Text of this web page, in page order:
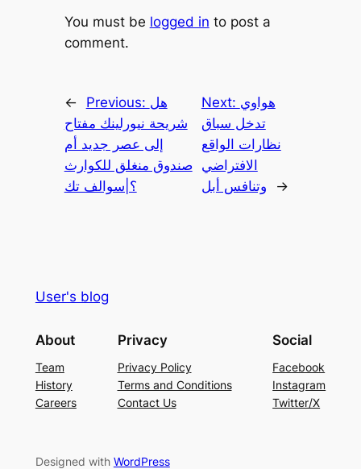
You must be logged in to post a
comment.
← Previous: هل
شريحة نيورلينك مفتاح
إلى عصر جديد أم
صندوق منغلق للكوارث
؟|سوالف تك
Next: هواوي
تدخل سباق
نظارات الواقع
الافتراضي
وتنافس أبل
→
User's blog
About
Team
History
Careers
Privacy
Privacy Policy
Terms and Conditions
Contact Us
Social
Facebook
Instagram
Twitter/X
Designed with WordPress